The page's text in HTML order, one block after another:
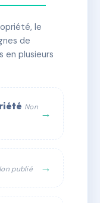
bâtiment(s)
le
de
en plusieurs
Non →
publié →